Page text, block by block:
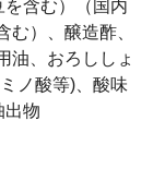
含む）（国内
）、醸造酢、
油、おろししょ
ノ酸等)、酸味
出物